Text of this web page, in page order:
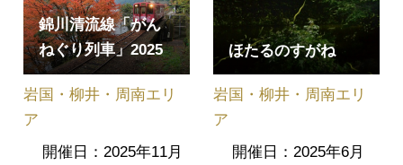
しみください。※前売チケ
ット1枚3,…
錦川清流線「がん
ねぐり列車」2025
岩国・柳井・周南エリ
ア
開催日：2025年11月
ほたるのすがね
岩国・柳井・周南エリ
ア
開催日：2025年6月